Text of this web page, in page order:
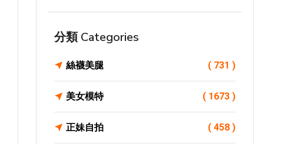
分類 Categories
絲襪美腿 ( 731 )
美女模特 ( 1673 )
正妹自拍 ( 458 )